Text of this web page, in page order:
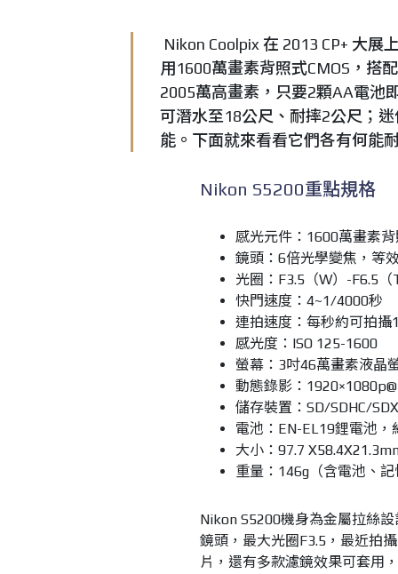
Nikon Coolpix 在 2013 CP+ 大
用1600萬畫素背照式CMOS，搭
2005萬高畫素，只要2顆AA電池
可潛水至18公尺、耐摔2公尺；
能。下面就來看看它們各有何能
Nikon S5200重點規格
感光元件：1600萬畫素背
鏡頭：6倍光學變焦，等
光圈：F3.5（W）-F6.5（
快門速度：4~1/4000秒
連拍速度：每秒約可拍攝
感光度：ISO 125-1600
螢幕：3吋46萬畫素液晶
動態錄影：
儲存裝置：SD/SDHC/
電池：EN-EL19鋰電池，
大小：97.7
重量：146g（含電池、記
Nikon S5200機身為金屬拉絲
鏡頭，最大光圈F3.5，最近拍
片，還有多款濾鏡效果可套用